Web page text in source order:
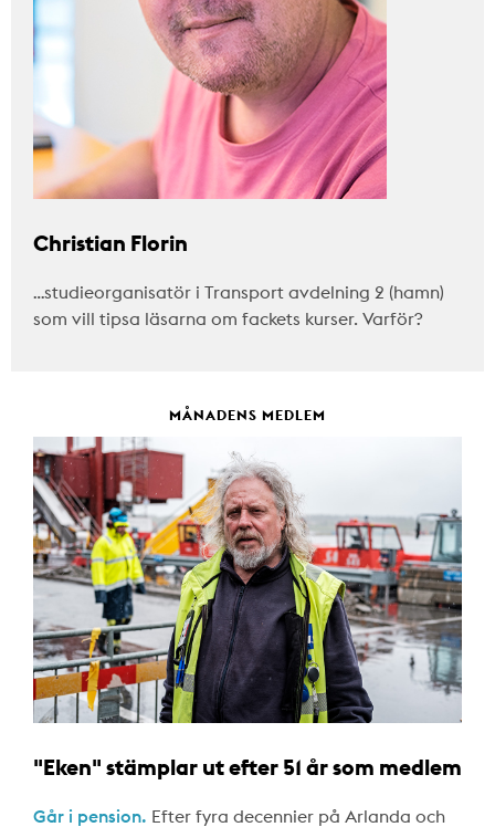
Christian Florin
…studieorganisatör i Transport avdelning 2 (hamn)
som vill tipsa läsarna om fackets kurser. Varför?
MÅNADENS MEDLEM
"Eken" stämplar ut efter 51 år som medlem
Går i pension. Efter fyra decennier på Arlanda och